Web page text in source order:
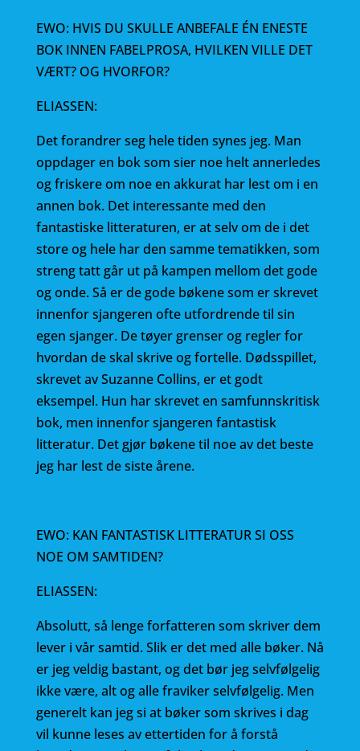
EWO: HVIS DU SKULLE ANBEFALE ÉN ENESTE
BOK INNEN FABELPROSA, HVILKEN VILLE DET
VÆRT? OG HVORFOR?
ELIASSEN:
Det forandrer seg hele tiden synes jeg. Man
oppdager en bok som sier noe helt annerledes
og friskere om noe en akkurat har lest om i en
annen bok. Det interessante med den
fantastiske litteraturen, er at selv om de i det
store og hele har den samme tematikken, som
streng tatt går ut på kampen mellom det gode
og onde. Så er de gode bøkene som er skrevet
innenfor sjangeren ofte utfordrende til sin
egen sjanger. De tøyer grenser og regler for
hvordan de skal skrive og fortelle. Dødsspillet,
skrevet av Suzanne Collins, er et godt
eksempel. Hun har skrevet en samfunnskritisk
bok, men innenfor sjangeren fantastisk
litteratur. Det gjør bøkene til noe av det beste
jeg har lest de siste årene.
EWO: KAN FANTASTISK LITTERATUR SI OSS
NOE OM SAMTIDEN?
ELIASSEN:
Absolutt, så lenge forfatteren som skriver dem
lever i vår samtid. Slik er det med alle bøker. Nå
er jeg veldig bastant, og det bør jeg selvfølgelig
ikke være, alt og alle fraviker selvfølgelig. Men
generelt kan jeg si at bøker som skrives i dag
vil kunne leses av ettertiden for å forstå